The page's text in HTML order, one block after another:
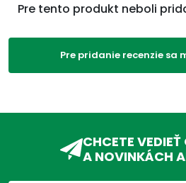
Pre tento produkt neboli
Pre pridanie recenzie sa
CHCETE
A NOVINKÁCH